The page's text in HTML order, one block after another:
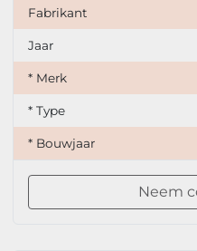
Fabrikant
Jaar
* Merk
* Type
* Bouwjaar
Neem